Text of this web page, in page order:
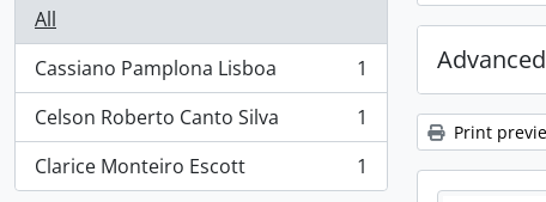
All
Cassiano Pamplona Lisboa
, 1 results
1
Celson Roberto Canto Silva
, 1 results
1
Clarice Monteiro Escott
, 1 results 1
Print